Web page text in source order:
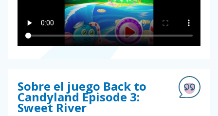
Sobre el juego Back to
Candyland Episode 3:
Sweet River